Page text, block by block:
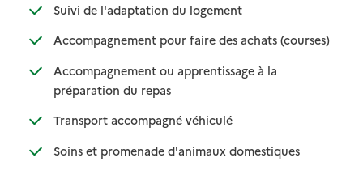
Suivi de l'adaptation du logement: disponible
: non disponible
Accompagnement pour faire des achats (courses)
:
: non
Accompagnement ou apprentissage à la
préparation du repas: disponible
: non disponible
Transport accompagné véhiculé: disponible
: non disponible
Soins et promenade d'animaux domestiques: disponible
: non